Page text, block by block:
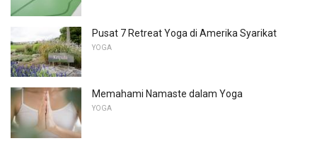
Pusat 7 Retreat Yoga di Amerika Syarikat
YOGA
Memahami Namaste dalam Yoga
YOGA